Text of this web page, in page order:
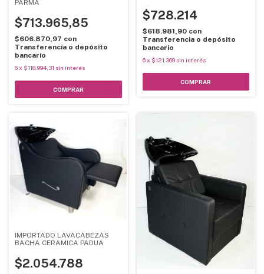
PARMA
$713.965,85
$606.870,97 con
Transferencia o depósito
bancario
6x $118.994,31 sin interés
COMPRAR
$728.214
$618.981,90 con
Transferencia o depósito
bancario
6 x $121.369 sin interés
COMPRAR
IMPORTADO LAVACABEZAS
BACHA CERAMICA PADUA
$2.054.788